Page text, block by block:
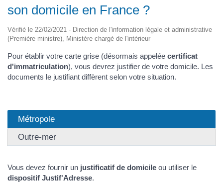
son domicile en France ?
Vérifié le 22/02/2021 - Direction de l'information légale et administrative
(Première ministre), Ministère chargé de l'intérieur
Pour établir votre carte grise (désormais appelée certificat
d'immatriculation), vous devrez justifier de votre domicile. Les
documents le justifiant diffèrent selon votre situation.
Métropole
Outre-mer
Vous devez fournir un justificatif de domicile ou utiliser le
dispositif Justif'Adresse.